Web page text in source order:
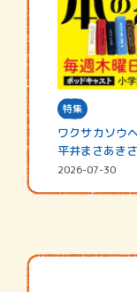
特集
ワクサカソウ
平井まさあき
シャ…
2026-07-30